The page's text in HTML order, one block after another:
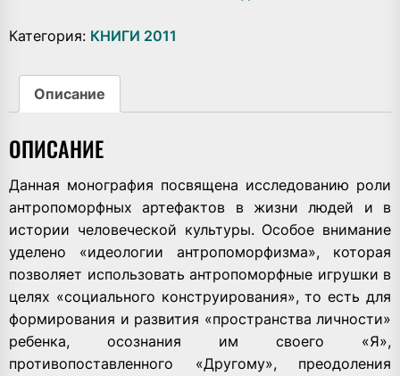
Категория: КНИГИ 2011
Описание
ОПИСАНИЕ
Данная монография посвящена исследованию роли
антропоморфных артефактов в жизни людей и в
истории человеческой культуры. Особое внимание
уделено «идеологии антропоморфизма», которая
позволяет использовать антропоморфные игрушки в
целях «социального конструирования», то есть для
формирования и развития «пространства личности»
ребенка, осознания им своего «Я»,
противопоставленного «Другому», преодоления